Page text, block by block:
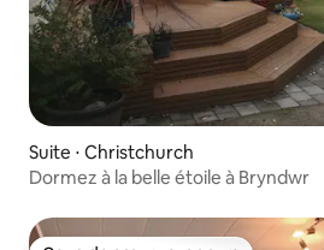
Suite ⋅ Christchurch
Dormez à la belle étoile à Bryndwr